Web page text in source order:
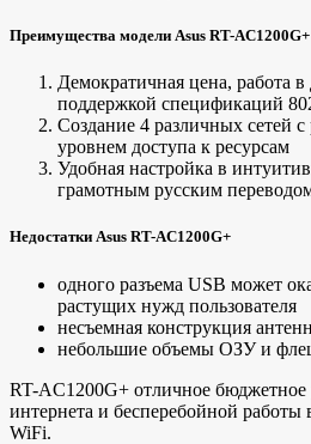
Преимущества модели Asus RT-AC1200G+
Демократичная цена, работа
поддержкой спецификаций
Создание 4 различных сетей
уровнем доступа к ресурсам
Удобная настройка в
грамотным русским
Недостатки Asus RT-AC1200G+
одного разъема USB может
растущих нужд пользователя
несъемная конструкция
небольшие объемы ОЗУ и
RT-AC1200G+ отличное бюджетное
интернета и бесперебойной работы
WiFi.